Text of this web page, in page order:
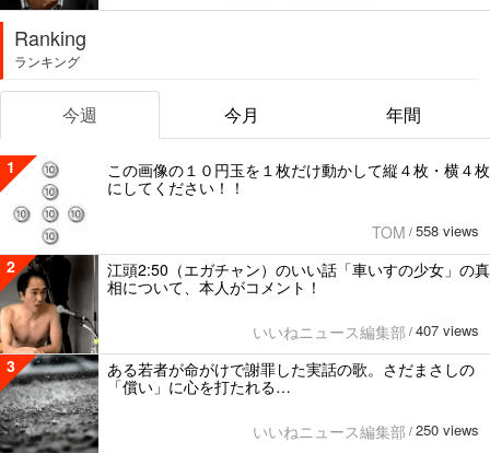
Ranking
ランキング
今週 今月 年間
1
この画像の１０円玉を１枚だけ動かして縦４枚・横４枚
にしてください！！
TOM / 558 views
2
江頭2:50（エガチャン）のいい話「車いすの少女」の真
相について、本人がコメント！
いいねニュース編集部 / 407 views
3
ある若者が命がけで謝罪した実話の歌。さだまさしの
「償い」に心を打たれる…
いいねニュース編集部 / 250 views